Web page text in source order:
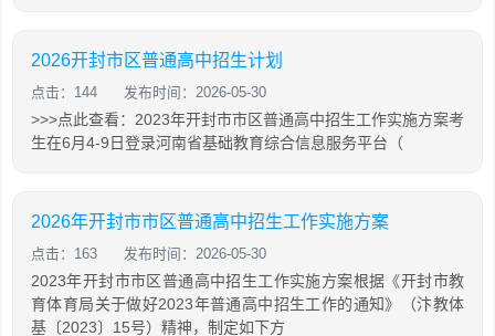
2026开封市区普通高中招生计划
点击：144 发布时间：2026-05-30
>>>点此查看：2023年开封市市区普通高中招生工作实施方案考
生在6月4-9日登录河南省基础教育综合信息服务平台（
2026年开封市市区普通高中招生工作实施方案
点击：163 发布时间：2026-05-30
2023年开封市市区普通高中招生工作实施方案根据《开封市教
育体育局关于做好2023年普通高中招生工作的通知》（汴教体
基〔2023〕15号）精神，制定如下方